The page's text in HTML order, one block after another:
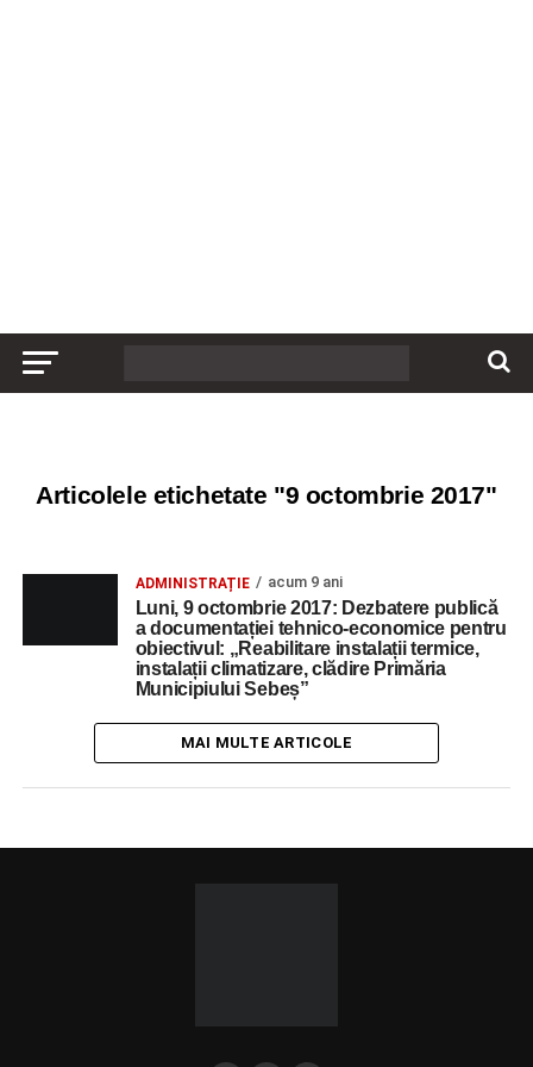
Articolele etichetate "9 octombrie 2017"
ADMINISTRAȚIE acum 9 ani
Luni, 9 octombrie 2017: Dezbatere publică
a documentației tehnico-economice pentru
obiectivul: „Reabilitare instalații termice,
instalații climatizare, clădire Primăria
Municipiului Sebeș”
MAI MULTE ARTICOLE